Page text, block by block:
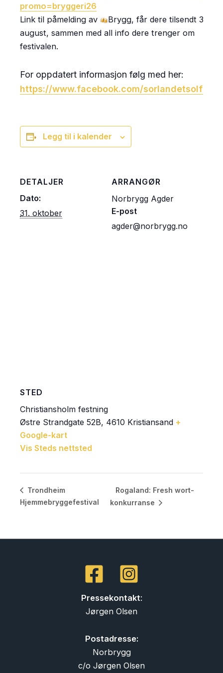
promo=bryggeri26
Link til påmelding av
Brygg, får dere tilsendt 31.
august, sammen med all info dere trenger om
festivalen.
For oppdatert informasjon følg med her:
https://www.facebook.com/
Legg til i kalender
DETALJER
Dato:
31. oktober
ARRANGØR
Norbrygg Agder
E-post
agder@norbrygg.no
STED
Christiansholm festning
Østre Strandgate 52B, 4610 Kristiansand +
Google-kart
Vis Steds nettsted
Trondheim
Hjemmebryggefestival
Rogaland: Fresh wort-
konkurranse
Pressekontakt:
Jørgen Olsen
Postadresse:
Norbrygg
c/o Jørgen Olsen